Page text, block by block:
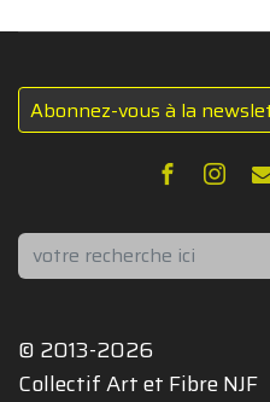
Abonnez-vous à la
Rechercher
© 2013-2026
Collectif Art et Fibre NJF